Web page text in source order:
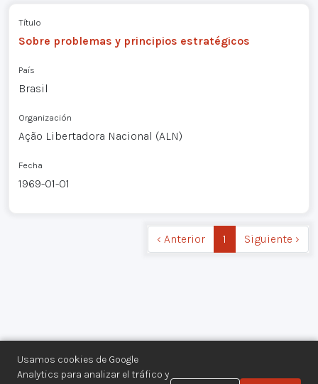
Usamos cookies de Google
Analytics para analizar el tráfico y
Título
Sobre problemas y principios estratégicos
País
Brasil
Organización
Ação Libertadora Nacional (ALN)
Fecha
1969-01-01
‹ Anterior 1 Siguiente ›